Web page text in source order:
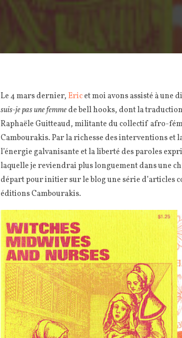
Le 4 mars dernier, Ericet moi avons assisté à une
suis-je pas une femmede bell hooks, dont la
Raphaële Guitteaud, militante du collectif afro-
Cambourakis. Par la richesse des interventions
l’énergie galvanisante et la liberté des paroles
laquelle je reviendrai plus longuement dans une
départ pour initier sur le blog une série d’articles
éditions Cambourakis.